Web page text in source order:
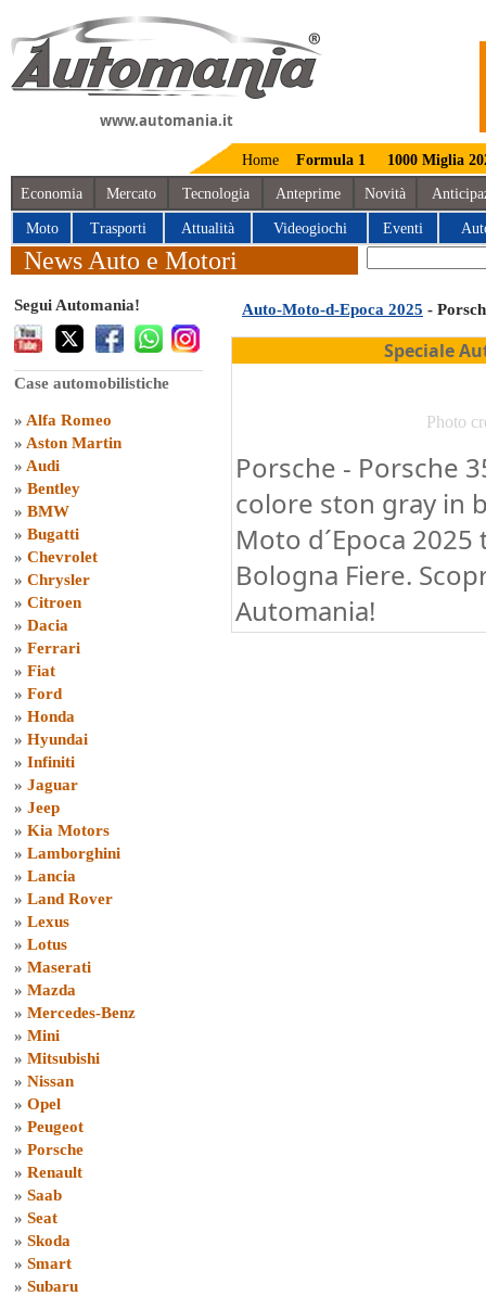
www.automania.it
Home Formula 1 1000 Miglia
Economia Mercato Tecnologia Anteprime Novità
Moto Trasporti Attualità Videogiochi Eventi
News Auto e Motori
Segui Automania!
Case automobilistiche
» Alfa Romeo
» Aston Martin
» Audi
» Bentley
» BMW
» Bugatti
» Chevrolet
» Chrysler
» Citroen
» Dacia
» Ferrari
» Fiat
» Ford
» Honda
» Hyundai
» Infiniti
» Jaguar
» Jeep
» Kia Motors
» Lamborghini
» Lancia
» Land Rover
» Lexus
» Lotus
» Maserati
» Mazda
» Mercedes-Benz
» Mini
» Mitsubishi
» Nissan
» Opel
» Peugeot
» Porsche
» Renault
» Saab
» Seat
» Skoda
» Smart
» Subaru
Auto-Moto-d-Epoca 2025 -
Speciale
Photo
Porsche - Porsche
colore ston gray in
Moto d´Epoca
Bologna Fiere.
Automania!